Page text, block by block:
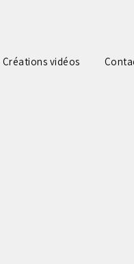
Créations vidéos